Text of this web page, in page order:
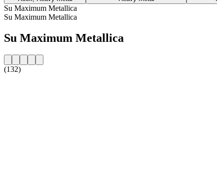
Su Maximum Metallica
Su Maximum Metallica
Su Maximum Metallica
(132)